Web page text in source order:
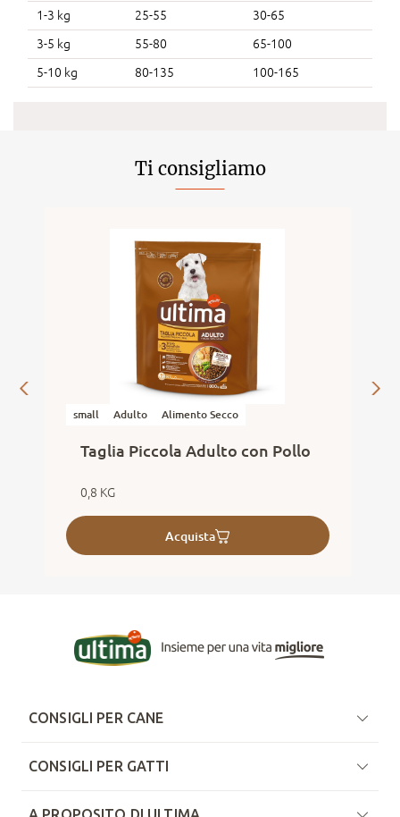
1-3 kg
25-55
30-65
3-5 kg
55-80
65-100
5-10 kg
80-135 100-165
Ti consigliamo
small Adulto Alimento Secco
Taglia Piccola Adulto con Pollo
0,8 KG
Acquista
CONSIGLI PER CANE
CONSIGLI PER GATTI